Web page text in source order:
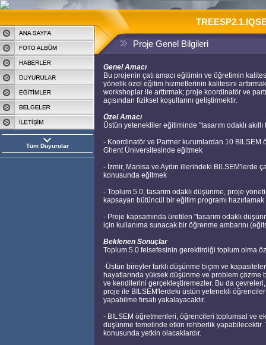
Tüm Duyurular
Proje Genel Bilgileri
Genel Amacı
Bu projenin çatı amacı eğitimin ve öğretimin
yönelik özel eğitim hizmetlerinin kalitesini
workshoplar ile arttırmak; proje koordinatör ve
açısından fiziksel koşullarını geliştirmektir.
Özel Amacı
Üstün yetenekliler eğitiminde "tasarım odaklı
- Koordinatör ve Partner kurumlardan 10 BILSEM
Ghent Üniversitesinde eğitmek
- İzmir, Manisa ve Aydın illerindeki BILSEM'lerde
konusunda eğitmek
- Toplum 5.0, tasarım odaklı düşünme, proje
kapsayan bütüncül bir eğitim programı hazırlamak
- Proje kapsamında üretilen "tasarım odaklı
için kullanıma sunacak bir öğrenme ambarını
Beklenen Sonuçlar
Toplum 5.0 felsefesinin gerektirdiği toplum olma
-Üstün bireyler farklı düşünme biçim ve
hayatlarında yüksek düşünme ve problem
ve kendilerini gerçekleştiremezler. Bu da
proje ile BILSEM'lerdeki üstün yetenekli
yapabilme fırsatı yakalayacaktır.
- BILSEM öğretmenleri, öğrencileri toplumsal ve
düşünme temelinde etkin rehberlik
konusunda yetkin olacaklardır.